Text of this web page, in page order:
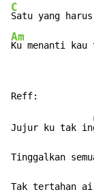
C
Am
Ku
Jujur ku tak in
Tinggalkan
Tak tertahan